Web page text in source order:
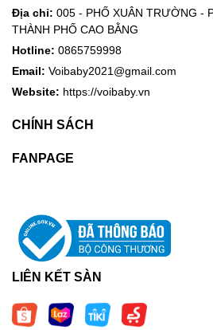
Địa chỉ: 005 - PHỐ XUÂN TRƯỜNG -
THÀNH PHỐ CAO BẰNG
Hotline: 0865759998
Email: Voibaby2021@gmail.com
Website: https://voibaby.vn
CHÍNH SÁCH
FANPAGE
LIÊN KẾT SÀN